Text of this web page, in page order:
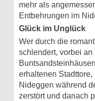
mehr als
Entbehrungen im
Glück im Unglück
Wer durch die
schlendert, vorbei an
erhaltenen
Nideggen während
zerstört und danach